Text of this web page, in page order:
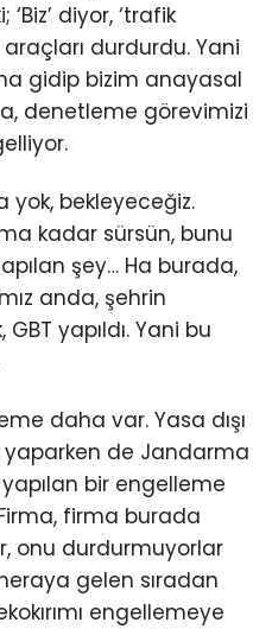
diyor, ‘trafik
durdurdu. Yani
gidip bizim anayasal
denetleme görevimizi
yok, bekleyeceğiz.
kadar sürsün, bunu
şey… Ha burada,
anda, şehrin
GBT yapıldı. Yani bu
daha var. Yasa dışı
yaparken de Jandarma
bir engelleme
firma burada
onu durdurmuyorlar
gelen sıradan
engellemeye